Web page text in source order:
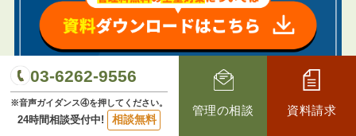
03-6262-9556
※音声ガイダンス④を押してください。
24時間相談受付中! 相談無料
管理の相談 資料請求